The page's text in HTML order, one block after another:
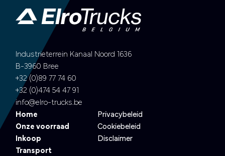
Industrieterrein Kanaal Noord 1636
B-3960 Bree
+32 (0)89 77 74 60
+32 (0)474 54 47 91
info@elro-trucks.be
Home
Onze voorraad
Inkoop
Transport
Privacybeleid
Cookiebeleid
Disclaimer